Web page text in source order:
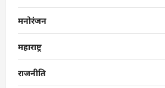
मनोरंजन
महाराष्ट्र
राजनीति